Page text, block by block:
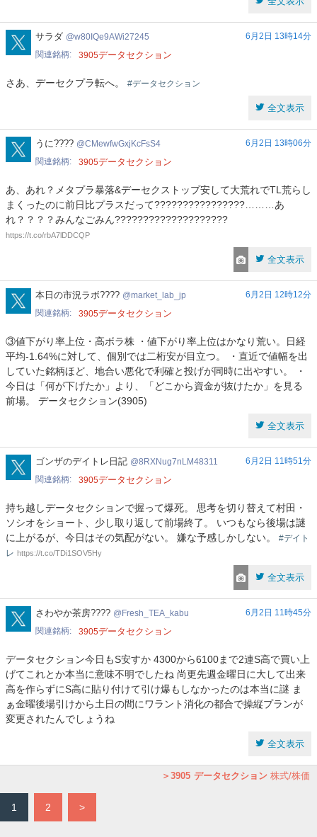
w80IQe9AWi27245
サラダ w80IQe9AWi27245
6月2日 13時14分
関連銘柄
3905データセクション
さあ、デーセクプラ転へ。 #データセクション
全文表示
CMewfwGxjKcFsS4
うに???? CMewfwGxjKcFsS4
6月2日 13時06分
関連銘柄
3905データセクション
あ、あれ？メタプラ暴落&デーセクストップ安して大荒れでTL荒らし
まくったのに前日比プラスだって????????????????………あ
れ？？？？みんなごみん????????????????????
https://t.co/rbA7lDDCQP
全文表示
market_lab_jp
本日の市況ラボ???? market_lab_jp
6月2日 12時12分
関連銘柄
3905データセクション
③値下がり率上位・高ボラ株 ・値下がり率上位はかなり荒い。日経
平均-1.64%に対して、個別では二桁安が目立つ。 ・直近で値幅を出
していた銘柄ほど、地合い悪化で利確と投げが同時に出やすい。 ・
今日は「何が下げたか」より、「どこから資金が抜けたか」を見る
前場。 データセクション(3905)
全文表示
8RXNug7nLM48311
ゴンザのデイトレ日記 8RXNug7nLM48311
6月2日 11時51分
関連銘柄
3905データセクション
持ち越しデータセクションで握って爆死。 思考を切り替えて村田・
ソシオをショート、少し取り返して前場終了。 いつもなら後場は謎
に上がるが、今日はその気配がない。 嫌な予感しかしない。 #デイト
レ https://t.co/TDi1SOV5Hy
全文表示
Fresh_TEA_kabu
さわやか茶房???? Fresh_TEA_kabu
6月2日 11時45分
関連銘柄
3905データセクション
データセクション今日もS安すか 4300から6100まで2連S高で買い上
げてこれとか本当に意味不明でしたね 尚更先週金曜日に大して出来
高を作らずにS高に貼り付けて引け爆もしなかったのは本当に謎 ま
ぁ金曜後場引けから土日の間にワラント消化の都合で操縦プランが
変更されたんでしょうね
全文表示
3905 データセクション 株式/株価
1 2 >